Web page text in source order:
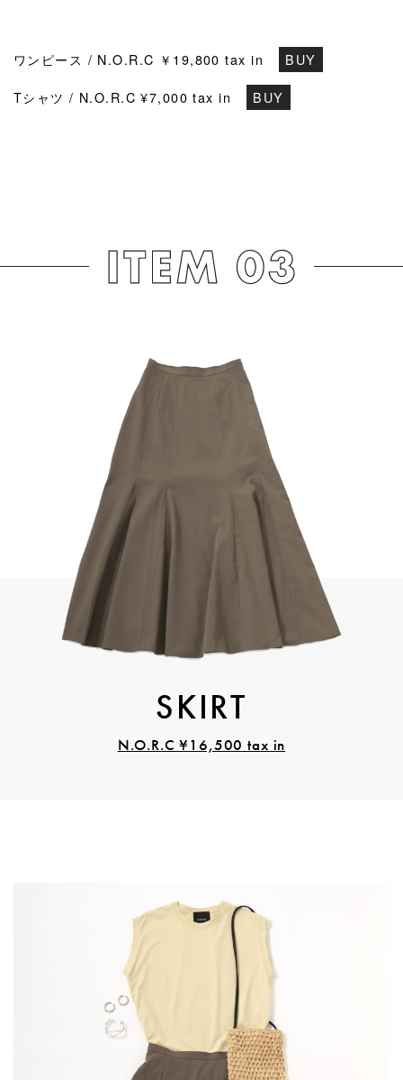
ワンピース / N.O.R.C ￥19,800 tax in BUY
Tシャツ / N.O.R.C ¥7,000 tax in BUY
SKIRT
N.O.R.C ¥16,500 tax in